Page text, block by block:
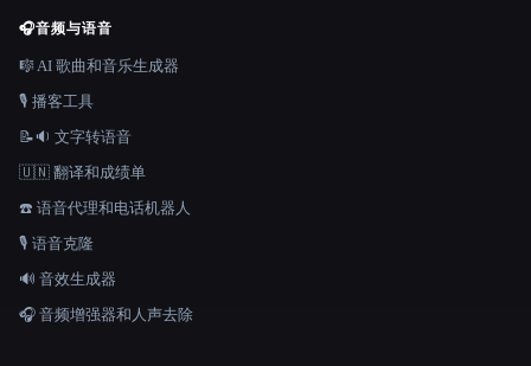
🎧音频与语音
🎼 AI 歌曲和音乐生成器
🎙️ 播客工具
📝🔉 文字转语音
🇺🇳 翻译和成绩单
☎️ 语音代理和电话机器人
🎙️ 语音克隆
🔊 音效生成器
🎧 音频增强器和人声去除